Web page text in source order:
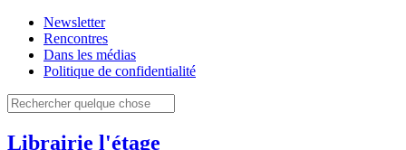
Newsletter
Rencontres
Dans les médias
Politique de confidentialité
Librairie l'étage